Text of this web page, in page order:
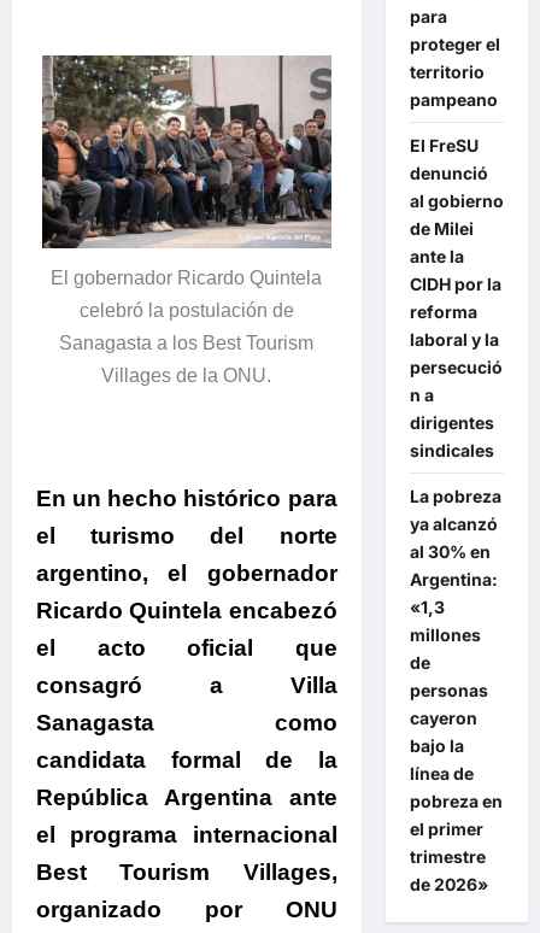
El gobernador Ricardo Quintela
celebró la postulación de
Sanagasta a los Best Tourism
Villages de la ONU.
En un hecho histórico para
el turismo del norte
argentino, el gobernador
Ricardo Quintela encabezó
el acto oficial que
consagró a Villa
Sanagasta como
candidata formal de la
República Argentina ante
el programa internacional
Best Tourism Villages,
organizado por ONU
para
proteger el
territorio
pampeano
El FreSU
denunció
al gobierno
de Milei
ante la
CIDH por la
reforma
laboral y la
persecució
n a
dirigentes
sindicales
La pobreza
ya alcanzó
al 30% en
Argentina:
«1,3
millones
de
personas
cayeron
bajo la
línea de
pobreza en
el primer
trimestre
de 2026»